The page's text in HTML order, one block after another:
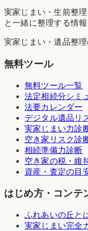
実家じまい・生前整
と一緒に整理する情
実家じまい・遺品整
無料ツール
無料ツール一覧
法定相続分シミ
法要カレンダー
デジタル遺品リ
実家じまい力診
空き家リスク診
相続準備力診断
空き家の税・維
資産・査定の目
はじめ方・コンテ
ふれあいの丘と
実家じまい完全